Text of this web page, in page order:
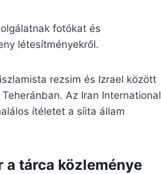
fotókat és
létesítményekről.
rezsim és Izrael között
Az Iran International
ítéletet a síita állam
tárca közleménye